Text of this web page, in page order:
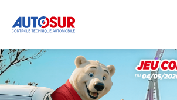
Opération
spéciale
Mai
-